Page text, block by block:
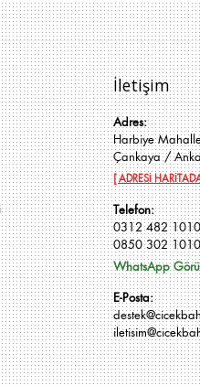
İletişim
Adres:
Harbiye
Çankaya /
[ ADRESİ
Telefon:
0312 482 1010
0850 302 1010
WhatsApp
E-Posta: